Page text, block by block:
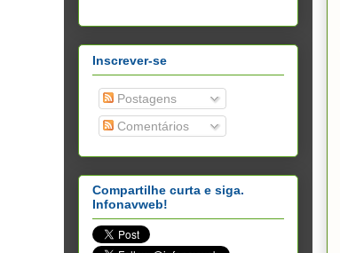
Inscrever-se
Postagens
Comentários
Compartilhe curta e siga.
Infonavweb!